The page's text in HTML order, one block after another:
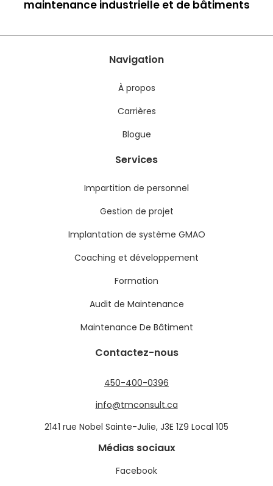
maintenance industrielle et de bâtiments
Navigation
À propos
Carrières
Blogue
Services
Impartition de personnel
Gestion de projet
Implantation de système GMAO
Coaching et développement
Formation
Audit de Maintenance
Maintenance De Bâtiment
Contactez-nous
450-400-0396
info@tmconsult.ca
2141 rue Nobel Sainte-Julie, J3E 1Z9 Local 105
Médias sociaux
Facebook